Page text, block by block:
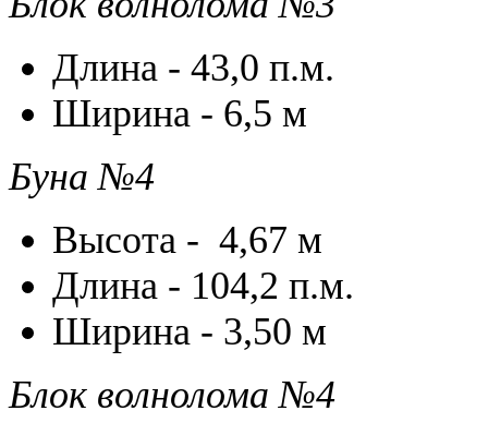
Длина - 43,0 п.м.
Ширина - 6,5 м
Буна №4
Высота - 4,67 м
Длина - 104,2 п.м.
Ширина - 3,50 м
Блок волнолома №4